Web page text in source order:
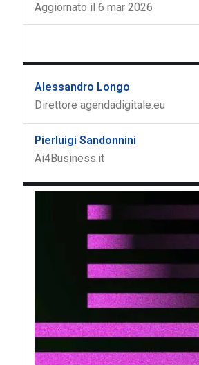
Aggiornato il 6 mar 2026
Alessandro Longo
Direttore agendadigitale.eu
Pierluigi Sandonnini
Ai4Business.it